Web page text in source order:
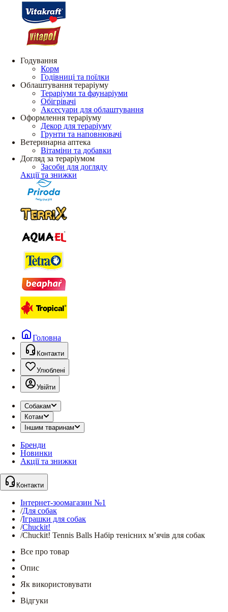
Годування
Корм
Годівниці та поїлки
Облаштування тераріуму
Тераріуми та фаунаріуми
Обігрівачі
Аксесуари для облаштування
Оформлення тераріуму
Декор для тераріуму
Грунти та наповнювачі
Ветеринарна аптека
Вітаміни та добавки
Догляд за тераріумом
Засоби для догляду
Акції та знижки
Головна
Контакти
Улюблені
Увійти
Собакам
Котам
Іншим тваринам
Бренди
Новинки
Акції та знижки
Контакти
Інтернет-зоомагазин №1
/Для собак
/Іграшки для собак
/Chuckit!
/Chuckit! Tennis Balls Набір тенісних м’ячів для собак
Все про товар
Опис
Як використовувати
Відгуки